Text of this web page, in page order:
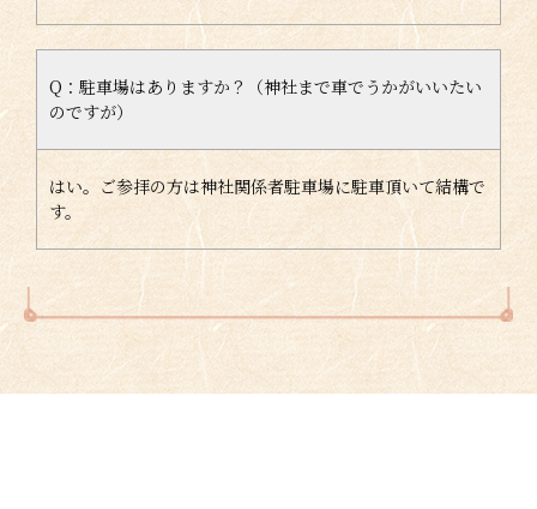
Q：駐車場はありますか？（神社まで車でうかがいいたい
のですが）
はい。ご参拝の方は神社関係者駐車場に駐車頂いて結構で
す。